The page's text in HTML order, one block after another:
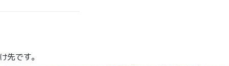
先です。